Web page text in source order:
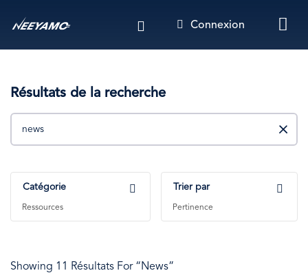
Connexion
Résultats de la recherche
Catégorie
Ressources
Trier par
Pertinence
Showing 11 Résultats For “News”